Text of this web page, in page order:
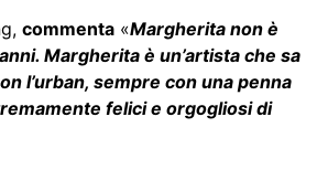
commenta «Margherita non è
Margherita è un’artista che sa
l’urban, sempre con una penna
felici e orgogliosi di